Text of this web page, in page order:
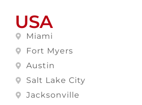
USA
Miami
Fort Myers
Austin
Salt Lake City
Jacksonville